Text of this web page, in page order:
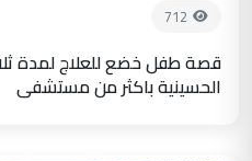
712
قصة طفل خضع للعلاج لمدة
الحسينية باكثر من مستشفى